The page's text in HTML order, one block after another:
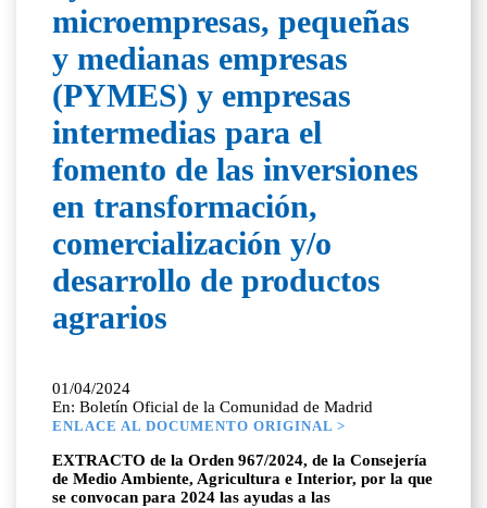
microempresas, pequeñas
y medianas empresas
(PYMES) y empresas
intermedias para el
fomento de las inversiones
en transformación,
comercialización y/o
desarrollo de productos
agrarios
01/04/2024
En: Boletín Oficial de la Comunidad de Madrid
ENLACE AL DOCUMENTO ORIGINAL >
EXTRACTO de la Orden 967/2024, de la Consejería
de Medio Ambiente, Agricultura e Interior, por la que
se convocan para 2024 las ayudas a las